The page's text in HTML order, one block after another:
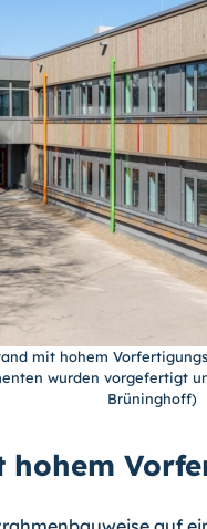
mit hohem
wurden vorgefertigt
Brüninghoff)
hohem